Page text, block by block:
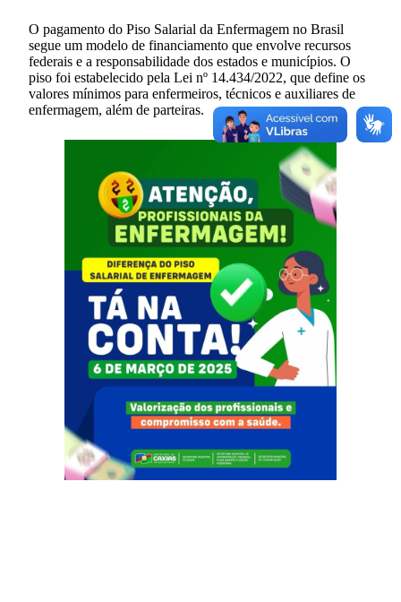
O pagamento do Piso Salarial da Enfermagem no Brasil
segue um modelo de financiamento que envolve recursos
federais e a responsabilidade dos estados e municípios. O
piso foi estabelecido pela Lei nº 14.434/2022, que define os
valores mínimos para enfermeiros, técnicos e auxiliares de
enfermagem, além de parteiras.